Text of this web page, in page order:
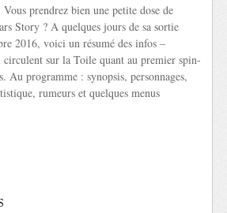
prendrez bien une petite dose de
Story ? A quelques jours de sa sortie
2016, voici un résumé des infos –
sur la Toile quant au premier spin-
Au programme : synopsis, personnages,
rumeurs et quelques menus